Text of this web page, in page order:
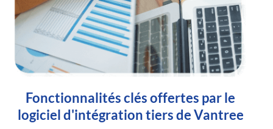
Fonctionnalités clés offertes par le
logiciel d'intégration tiers de Vantree